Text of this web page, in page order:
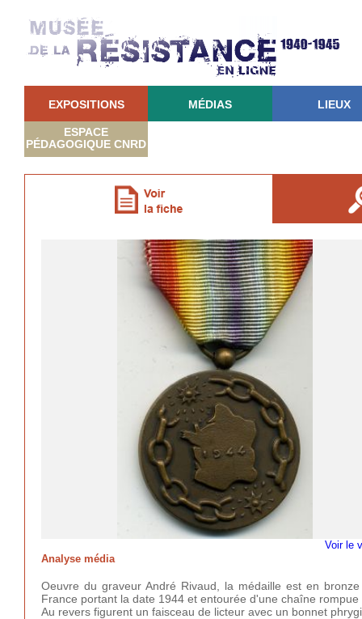
EXPOSITIONS MÉDIAS LIEUX
ESPACE
PÉDAGOGIQUE CNRD
Voir le
Analyse média
Oeuvre du graveur André Rivaud, la médaille est en
France portant la date 1944 et entourée d'une chaîne
Au revers figurent un faisceau de licteur avec un bonnet